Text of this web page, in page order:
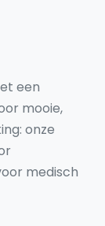
een
mooie,
onze
medisch